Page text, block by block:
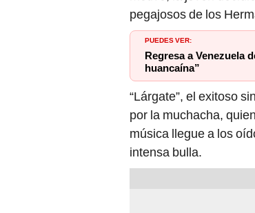
pegajosos de los
PUEDES VER:
Regresa a Venezuela
huancaína”
“Lárgate”, el exitoso
por la muchacha,
música llegue a los
intensa bulla.